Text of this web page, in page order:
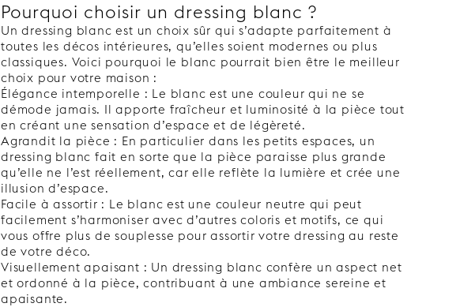
Pourquoi choisir un dressing blanc ?
Un dressing blanc est un choix sûr qui s’adapte parfaitement à
toutes les décos intérieures, qu’elles soient modernes ou plus
classiques. Voici pourquoi le blanc pourrait bien être le meilleur
choix pour votre maison :
Élégance intemporelle : Le blanc est une couleur qui ne se
démode jamais. Il apporte fraîcheur et luminosité à la pièce tout
en créant une sensation d’espace et de légèreté.
Agrandit la pièce : En particulier dans les petits espaces, un
dressing blanc fait en sorte que la pièce paraisse plus grande
qu’elle ne l’est réellement, car elle reflète la lumière et crée une
illusion d’espace.
Facile à assortir : Le blanc est une couleur neutre qui peut
facilement s’harmoniser avec d’autres coloris et motifs, ce qui
vous offre plus de souplesse pour assortir votre dressing au reste
de votre déco.
Visuellement apaisant : Un dressing blanc confère un aspect net
et ordonné à la pièce, contribuant à une ambiance sereine et
apaisante.